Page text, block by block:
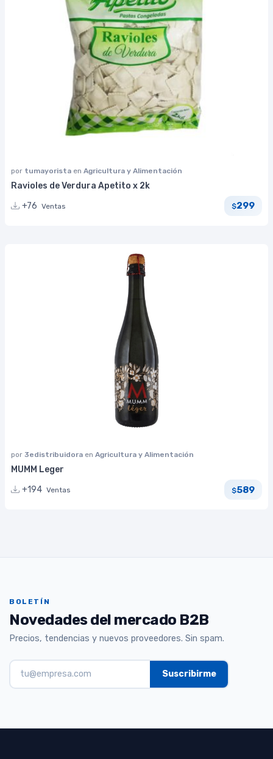
por tumayorista en Agricultura y Alimentación
Ravioles de Verdura Apetito x 2k
+76 Ventas $299
por 3edistribuidora en Agricultura y Alimentación
MUMM Leger
+194 Ventas $589
BOLETÍN
Novedades del mercado B2B
Precios, tendencias y nuevos proveedores. Sin spam.